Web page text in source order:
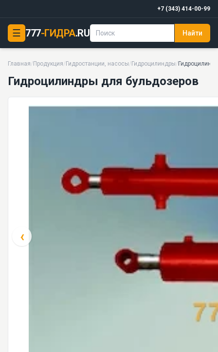
+7 (343) 414-00-99
☰ 777-ГИДРА.RU Найти
Главная/ Продукция/ Гидростанции, насосы/ Гидроцилиндры/
Гидроцилиндры для бульдозеров
Гидроцилиндры для бульдозеров
‹